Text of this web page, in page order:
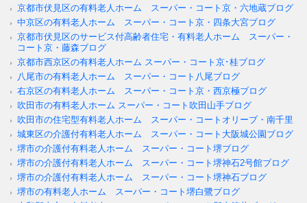
京都市伏見区の有料老人ホーム スーパー・コート京・六地蔵ブログ
中京区の有料老人ホーム スーパー・コート京・四条大宮ブログ
京都市伏見区のサービス付高齢者住宅・有料老人ホーム スーパー・
コート京・藤森ブログ
京都市西京区の有料老人ホーム スーパー・コート京･桂ブログ
八尾市の有料老人ホーム スーパー・コート八尾ブログ
右京区の有料老人ホーム スーパー・コート京・西京極ブログ
吹田市の有料老人ホーム スーパー・コート吹田山手ブログ
吹田市の住宅型有料老人ホーム スーパー・コートオリーブ・南千里
城東区の介護付有料老人ホーム スーパー・コート大阪城公園ブログ
堺市の介護付有料老人ホーム スーパー・コート堺ブログ
堺市の介護付有料老人ホーム スーパー・コート堺神石2号館ブログ
堺市の介護付有料老人ホーム スーパー・コート堺神石ブログ
堺市の有料老人ホーム スーパー・コート堺白鷺ブログ